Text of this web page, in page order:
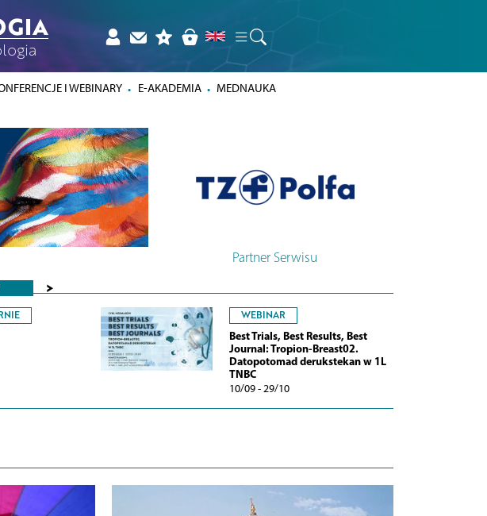
I WEBINARY E-AKADEMIA MEDNAUKA
Partner Serwisu
>
WEBINAR
Best Trials, Best Results, Best
Journal: Tropion-Breast02.
Datopotomad derukstekan w 1L
TNBC
10/09 - 29/10